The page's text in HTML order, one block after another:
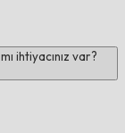
ihtiyacınız var?